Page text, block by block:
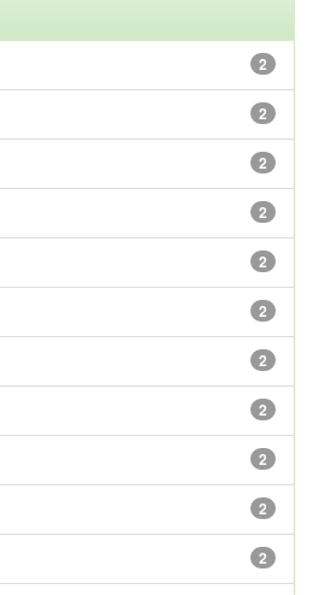
2
2
2
2
2
2
2
2
2
2
2